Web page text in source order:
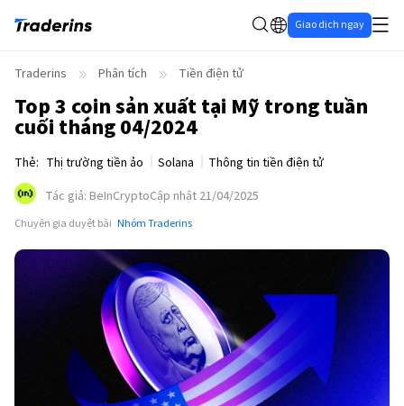
Giao dịch ngay
Traderins Phân tích Tiền điện tử
Top 3 coin sản xuất tại Mỹ trong tuần
cuối tháng 04/2024
Thẻ: Thị trường tiền ảo Solana
Thông tin tiền điện tử
Tác giả: BeInCryptoCập nhật 21/04/2025
Chuyên gia duyệt bài Nhóm Traderins